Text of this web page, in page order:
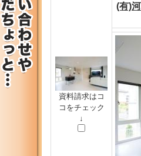
資料請求はコ
コをチェック
↓
(有)